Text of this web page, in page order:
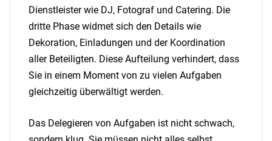
Dienstleister wie DJ, Fotograf und Catering. Die
dritte Phase widmet sich den Details wie
Dekoration, Einladungen und der Koordination
aller Beteiligten. Diese Aufteilung verhindert, dass
Sie in einem Moment von zu vielen Aufgaben
gleichzeitig überwältigt werden.
Das Delegieren von Aufgaben ist nicht schwach,